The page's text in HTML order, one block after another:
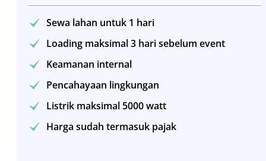
Sewa lahan untuk 1 hari
Loading maksimal 3 hari sebelum event
Keamanan internal
Pencahayaan lingkungan
Listrik maksimal 5000 watt
Harga sudah termasuk pajak